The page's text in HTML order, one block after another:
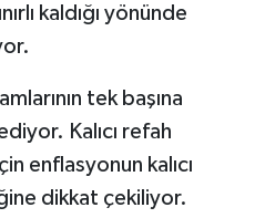
kaldığı yönünde
tek başına
Kalıcı refah
enflasyonun kalıcı
dikkat çekiliyor.